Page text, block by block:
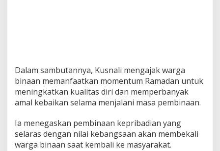
Dalam sambutannya, Kusnali mengajak warga
binaan memanfaatkan momentum Ramadan untuk
meningkatkan kualitas diri dan memperbanyak
amal kebaikan selama menjalani masa pembinaan.
Ia menegaskan pembinaan kepribadian yang
selaras dengan nilai kebangsaan akan membekali
warga binaan saat kembali ke masyarakat.